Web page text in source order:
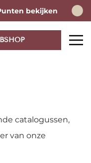
bekijken
catalogussen,
van onze